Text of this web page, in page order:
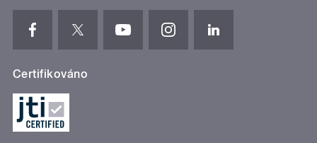
Certifikováno